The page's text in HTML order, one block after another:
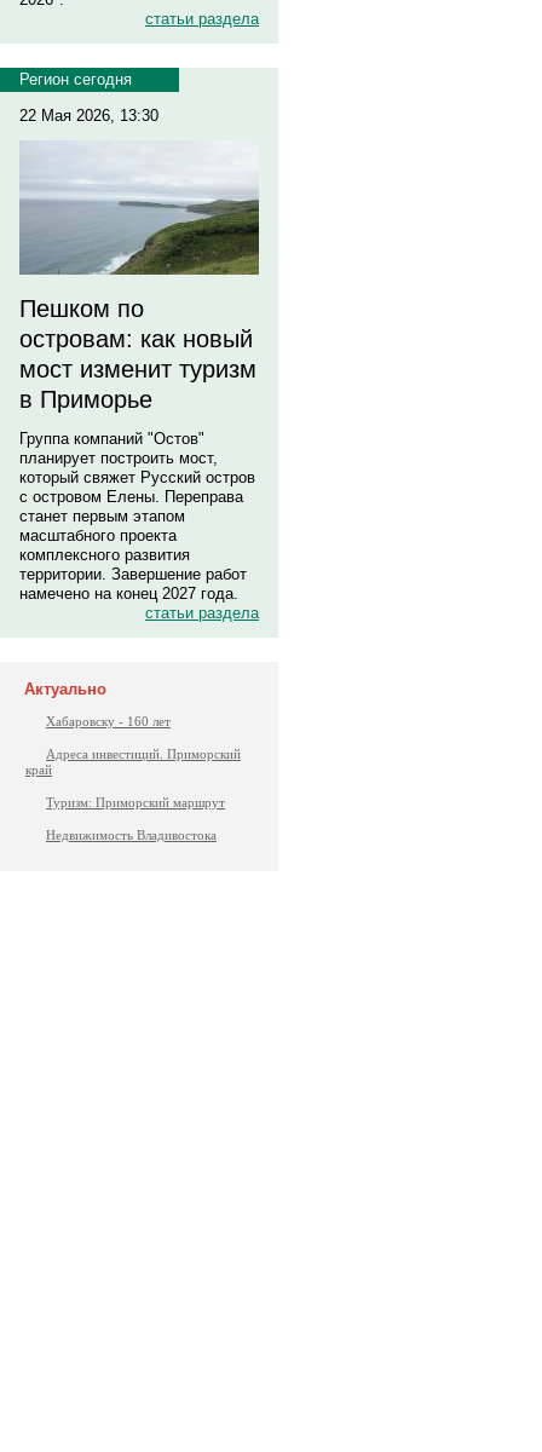
статьи раздела
Регион сегодня
22 Мая 2026, 13:30
Пешком по
островам: как новый
мост изменит туризм
в Приморье
Группа компаний "Остов"
планирует построить мост,
который свяжет Русский остров
с островом Елены. Переправа
станет первым этапом
масштабного проекта
комплексного развития
территории. Завершение работ
намечено на конец 2027 года.
статьи раздела
Актуально
Хабаровску - 160 лет
Адреса инвестиций. Приморский
край
Туризм: Приморский маршрут
Недвижимость Владивостока